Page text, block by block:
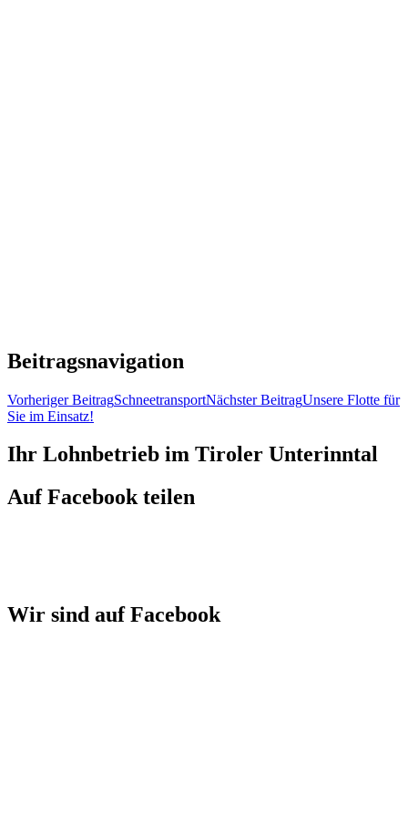
Beitragsnavigation
Vorheriger BeitragSchneetransportNächster BeitragUnsere Flotte für
Sie im Einsatz!
Ihr Lohnbetrieb im Tiroler Unterinntal
Auf Facebook teilen
Wir sind auf Facebook